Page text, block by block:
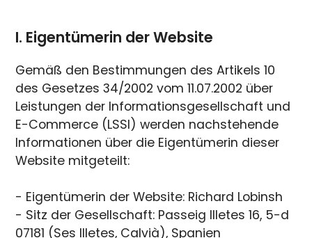
I. Eigentümerin der Website
Gemäß den Bestimmungen des Artikels 10
des Gesetzes 34/2002 vom 11.07.2002 über
Leistungen der Informationsgesellschaft und
E-Commerce (LSSI) werden nachstehende
Informationen über die Eigentümerin dieser
Website mitgeteilt:
- Eigentümerin der Website: Richard Lobinsh
- Sitz der Gesellschaft: Passeig Illetes 16, 5-d
07181 (Ses Illetes, Calvià), Spanien